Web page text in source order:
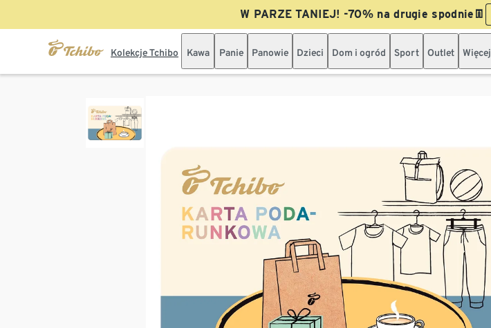
W PARZE TANIEJ! -70% na drugie spodnie👖
Kolekcje Tchibo Kawa Panie Panowie Dzieci Dom i ogród Sport Outlet Więcej